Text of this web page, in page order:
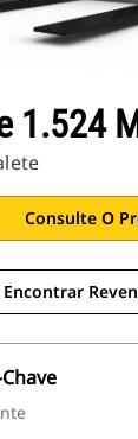
1.524
Consulte O
Encontrar